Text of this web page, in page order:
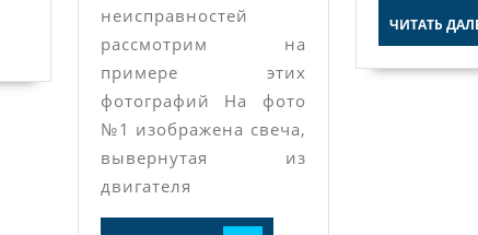
неисправностей
рассмотрим на
примере этих
фотографий На фото
№1 изображена свеча,
вывернутая из
двигателя
ЧИТАТЬ